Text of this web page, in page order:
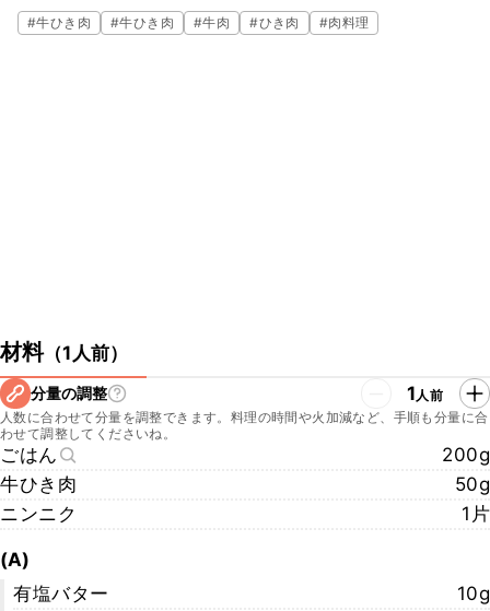
す。牛ひき肉を使うことで短時間でも満足感のあるチャーハンになっ
ていますので、ぜひお試しくださいね。
#牛ひき肉 #牛ひき肉 #牛肉 #ひき肉 #肉料理
材料（1人前）
分量の調整 1人前
人数に合わせて分量を調整できます。料理の時間や火加減など、手順も分量に合
わせて調整してくださいね。
ごはん
200g
牛ひき肉
50g
ニンニク
1片
(A)
有塩バター
10g